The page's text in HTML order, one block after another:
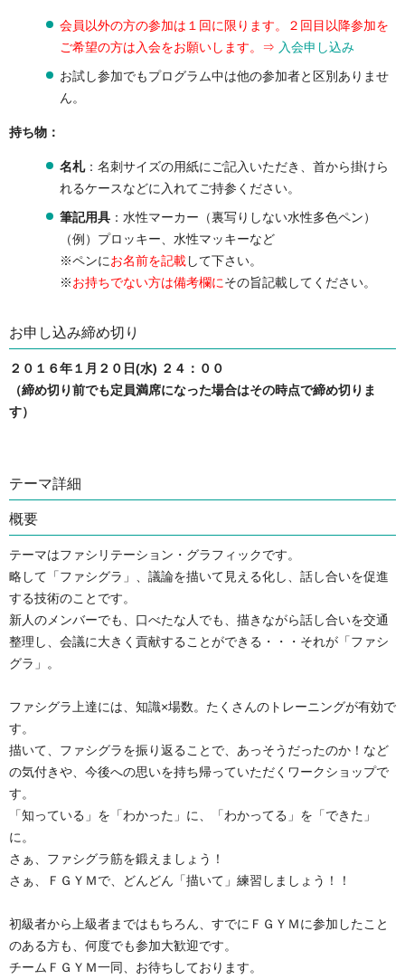
会員以外の方の参加は１回に限ります。２回目以降参加を
ご希望の方は入会をお願いします。⇒ 入会申し込み
お試し参加でもプログラム中は他の参加者と区別ありませ
ん。
持ち物：
名札：名刺サイズの用紙にご記入いただき、首から掛けら
れるケースなどに入れてご持参ください。
筆記用具 ：水性マーカー（裏写りしない水性多色ペン）
（例）プロッキー、水性マッキーなど
※ペンに お名前を記載 して下さい。
※ お持ちでない方は備考欄に その旨記載してください。
お申し込み締め切り
２０１６年１月２０日(水) ２４：００
（締め切り前でも定員満席になった場合はその時点で締め切りま
す）
テーマ詳細
概要
テーマはファシリテーション・グラフィックです。
略して「ファシグラ」、議論を描いて見える化し、話し合いを促進
する技術のことです。
新人のメンバーでも、口べたな人でも、描きながら話し合いを交通
整理し、会議に大きく貢献することができる・・・それが「ファシ
グラ」。
ファシグラ上達には、知識×場数。たくさんのトレーニングが有効で
す。
描いて、ファシグラを振り返ることで、あっそうだったのか！など
の気付きや、今後への思いを持ち帰っていただくワークショップで
す。
「知っている」を「わかった」に、「わかってる」を「できた」
に。
さぁ、ファシグラ筋を鍛えましょう！
さぁ、ＦＧＹＭで、どんどん「描いて」練習しましょう！！
初級者から上級者まではもちろん、すでにＦＧＹＭに参加したこと
のある方も、何度でも参加大歓迎です。
チームＦＧＹＭ一同、お待ちしております。